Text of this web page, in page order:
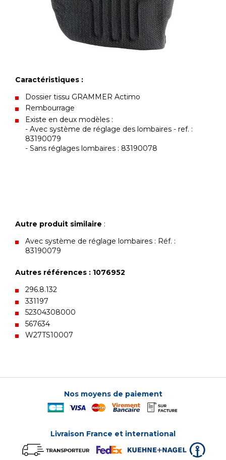
Caractéristiques :
Dossier tissu GRAMMER Actimo
Rembourrage
Existe en deux modèles :
- Avec système de réglage des lombaires - ref. :
83190079
- Sans réglages lombaires : 83190078
Autre produit similaire :
Avec système de réglage lombaires : Réf. :
83190079
Autres références : 1076952
296.8.132
331197
52304308000
567634
W27TS10007
Nos moyens de paiement
Livraison France et international